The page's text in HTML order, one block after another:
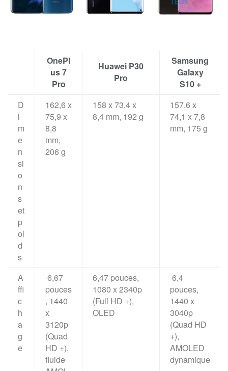
OnePl
us 7
Pro
Huawei P30
Pro
Samsung
Galaxy
S10 +
D
i
m
e
n
si
o
n
s
et
p
oi
d
s
162,6 x
75,9 x
8,8
mm,
206 g
158 x 73,4 x
8,4 mm, 192 g
157,6 x
74,1 x 7,8
mm, 175 g
A
ffi
c
h
a
g
e
6,67
pouces
, 1440
x
3120p
(Quad
HD +),
fluide
6,47 pouces,
1080 x 2340p
(Full HD +),
OLED
6,4
pouces,
1440 x
3040p
(Quad HD
+),
AMOLED
dynamique